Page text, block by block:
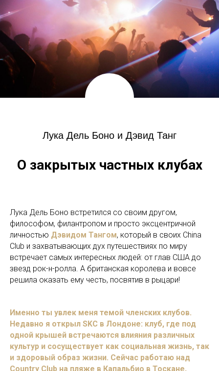
Лука Дель Боно и Дэвид Танг
О закрытых частных клубах
Лука Дель Боно встретился со своим другом,
философом, филантропом и просто эксцентричной
личностью Дэвидом Тангом, который в своих China
Club и захватывающих дух путешествиях по миру
встречает самых интересных людей: от глав США до
звезд рок-н-ролла. А британская королева и вовсе
решила оказать ему честь, посвятив в рыцари!
Именно ты увлек меня темой членских клубов.
Недавно я открыл SKC в Лондоне: клуб, где под
одной крышей встречаются влияния различных
культур и сосуществует как социальная жизнь, так
и здоровый образ жизни. Сейчас работаю над
Country Club на пляже в Капальбио в Тоскане,